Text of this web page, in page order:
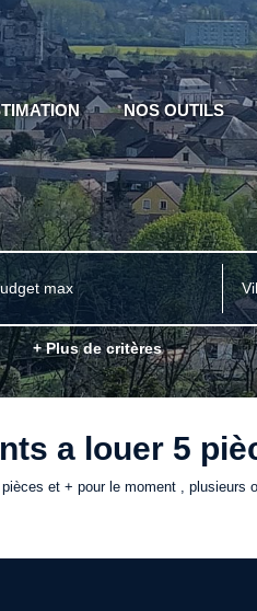
NOS OUTILS
+ Plus de critères
a louer 5
et + pour le moment , plusieurs